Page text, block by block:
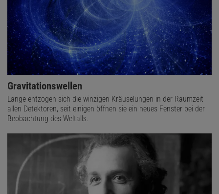
Gravitationswellen
Lange entzogen sich die winzigen Kräuselungen in der Raumzeit
allen Detektoren, seit einigen öffnen sie ein neues Fenster bei der
Beobachtung des Weltalls.